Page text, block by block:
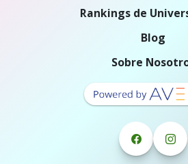
Rankings de
Blog
Sobre